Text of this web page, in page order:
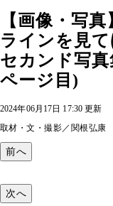
【画像・写
ラインを見
セカンド写真
ページ目)
2024年06月17日 17:30 更新
取材・文・撮影／関根弘
前へ
次へ